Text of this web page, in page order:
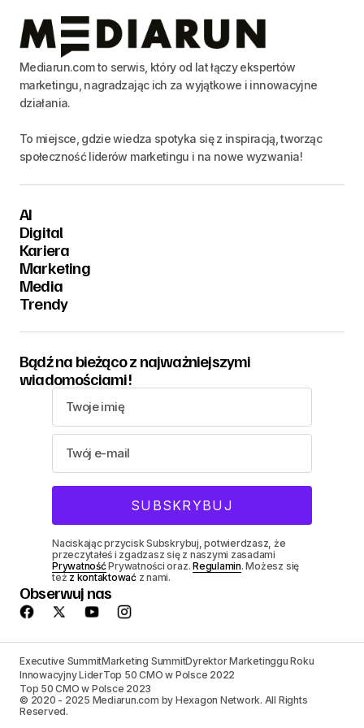
Mediarun.com to serwis, który od lat łączy ekspertów
marketingu, nagradzając ich za wyjątkowe i innowacyjne
działania.
To miejsce, gdzie wiedza spotyka się z inspiracją, tworząc
społeczność liderów marketingu i na nowe wyzwania!
AI
Digital
Kariera
Marketing
Media
Trendy
Bądź na bieżąco z najważniejszymi
wiadomościami!
Naciskając przycisk Subskrybuj, potwierdzasz, że
przeczytałeś i zgadzasz się z naszymi zasadami
PrywatnośćPrywatności oraz.Regulamin. Możesz się
też z kontaktowaćz nami.
Obserwuj nas
Executive SummitMarketing SummitDyrektor Marketinggu Roku
Innowacyjny LiderTop 50 CMO w Polsce 2022
Top 50 CMO w Polsce 2023
© 2020 - 2025 Mediarun.com by Hexagon Network. All Rights
Reserved.